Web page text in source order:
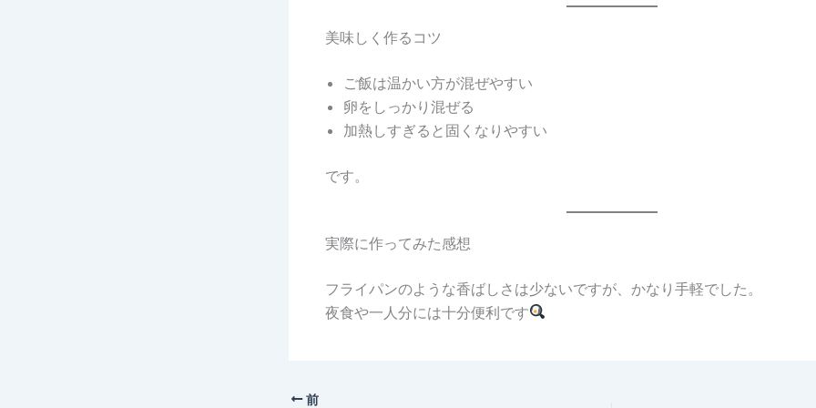
美味しく作るコツ
ご飯は温かい方が混ぜやすい
卵をしっかり混ぜる
加熱しすぎると固くなりやすい
です。
実際に作ってみた感想
フライパンのような香ばしさは少ないですが、かなり手軽でした。
夜食や一人分には十分便利です
前